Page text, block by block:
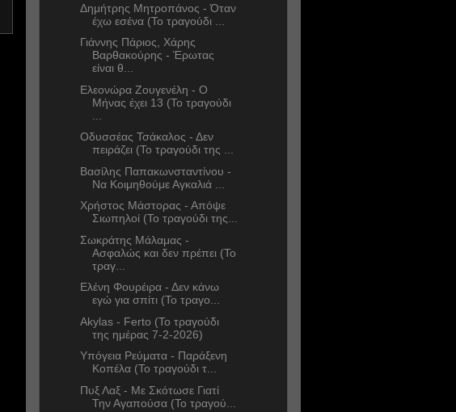
Δημήτρης Μητροπάνος - Όταν
έχω εσένα (Το τραγούδι ...
Γιάννης Πάριος, Χάρης
Βαρθακούρης - Έρωτας
είναι θ...
Ελεονώρα Ζουγενέλη - Ο
Μήνας έχει 13 (Το τραγούδι
Οδυσσέας Τσάκαλος - Δεν
πειράζει (Το τραγούδι της ...
Βασίλης Παπακωνσταντίνου -
Να Κοιμηθούμε Αγκαλιά ...
Χρήστος Μάστορας - Απόψε
Σιωπηλοί (Το τραγούδι της...
Σωκράτης Μάλαμας -
Ασφαλώς και δεν πρέπει (Το
τραγ...
Ελένη Φουρέιρα - Δεν κάνω
εγώ για σπίτι (Το τραγο...
Akylas - Ferto (Το τραγούδι
της ημέρας 7-2-2026)
Υπόγεια Ρεύματα - Παράξενη
Κοπέλα (Το τραγούδι τ...
Πυξ Λαξ - Με Σκότωσε Γιατί
Την Αγαπούσα (Το τραγού...